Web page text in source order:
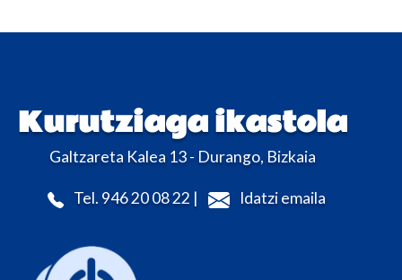
Kurutziaga ikastola
Galtzareta Kalea 13 - Durango, Bizkaia
Tel. 946 20 08 22 | Idatzi emaila